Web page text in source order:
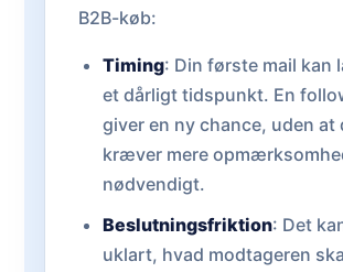
B2B-køb:
Timing: Din første mail kan
et dårligt tidspunkt. En
giver en ny chance, uden at
kræver mere
nødvendigt.
Beslutningsfriktion: Det
uklart, hvad modtageren